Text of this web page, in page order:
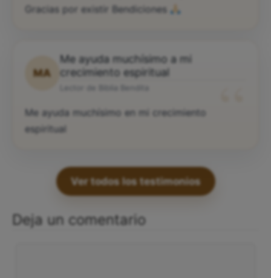
Gracias por existir Bendiciones
MA
Me ayuda muchísimo a mi
crecimiento espiritual
Me ayuda muchísimo en mi crecimiento
espiritual
Ver todos los testimonios
Deja un comentario